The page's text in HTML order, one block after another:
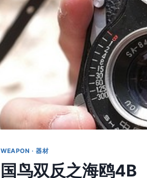
WEAPON · 器材
国鸟双反之海鸥4B